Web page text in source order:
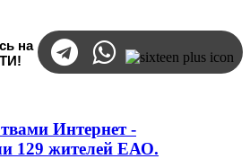
на
Интернет -
129 жителей ЕАО.